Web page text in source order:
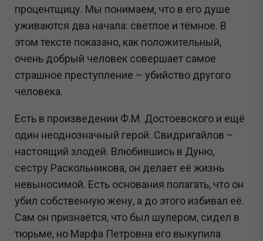
процентщицу. Мы понимаем, что в его душе
уживаются два начала: светлое и тёмное. В
этом тексте показано, как положительный,
очень добрый человек совершает самое
страшное преступление – убийство другого
человека.
Есть в произведении Ф.М. Достоевского и ещё
один неоднозначный герой. Свидригайлов –
настоящий злодей. Влюбившись в Дуню,
сестру Раскольникова, он делает её жизнь
невыносимой. Есть основания полагать, что он
убил собственную жену, а до этого избивал её.
Сам он признаётся, что был шулером, сидел в
тюрьме, но Марфа Петровна его выкупила